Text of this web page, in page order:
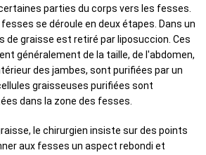
parties du corps vers les fesses.
se déroule en deux étapes. Dans un
de graisse est retiré par liposuccion. Ces
généralement de la taille, de l'abdomen,
des jambes, sont purifiées par un
graisseuses purifiées sont
dans la zone des fesses.
le chirurgien insiste sur des points
aux fesses un aspect rebondi et